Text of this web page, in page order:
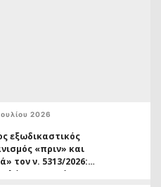
2026
εξωδικαστικός
«πριν» και
τον ν. 5313/2026:
ως τρίτος